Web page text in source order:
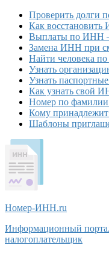
Проверить долги
Как
Выплаты по ИНН
Замена ИНН при
Найти человека
Узнать
Узнать
Как узнать свой
Номер по фамилии
Кому
Шаблоны
Номер-ИНН.ru
Информационный
налогоплательщик